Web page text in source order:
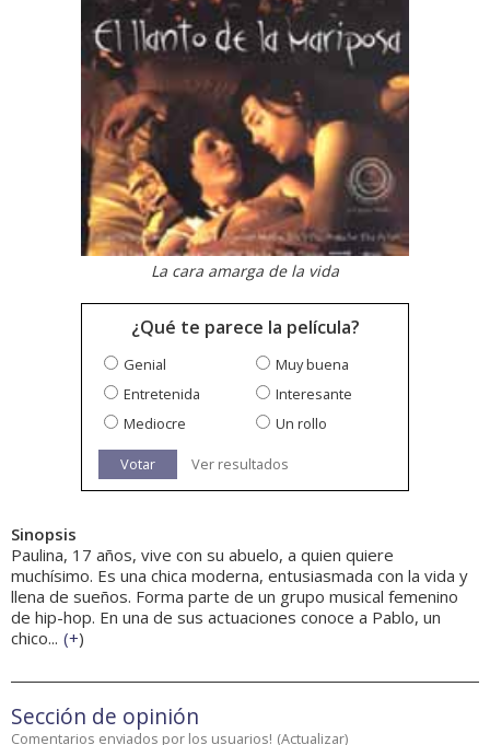
La cara amarga de la vida
¿Qué te parece la película?
Genial
Muy buena
Entretenida
Interesante
Mediocre
Un rollo
Votar Ver resultados
Sinopsis
Paulina, 17 años, vive con su abuelo, a quien quiere
muchísimo. Es una chica moderna, entusiasmada con la vida y
llena de sueños. Forma parte de un grupo musical femenino
de hip-hop. En una de sus actuaciones conoce a Pablo, un
chico... (+)
Sección de opinión
Comentarios enviados por los usuarios! (Actualizar)